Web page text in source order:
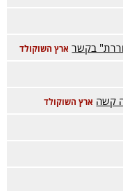
בקשר ארץ השוקולד
קשה ארץ השוקולד